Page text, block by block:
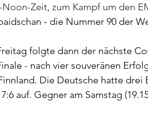
Noon-Zeit, zum Kampf um den
- die Nummer 90 der
folgte dann der nächste
- nach vier souveränen
Die Deutsche hatte drei
auf. Gegner am Samstag